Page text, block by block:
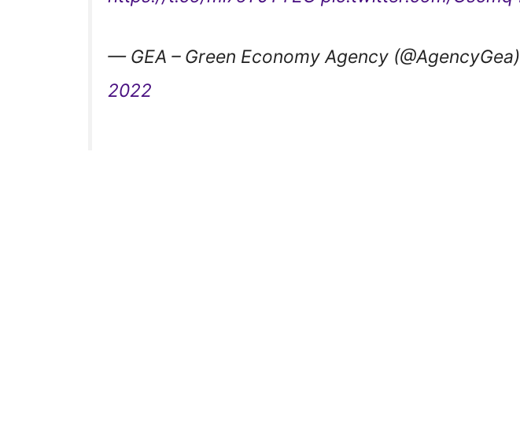
— GEA – Green Economy Agency (@AgencyGea)
2022